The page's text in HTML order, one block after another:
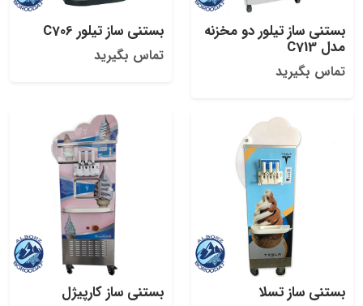
بستنی ساز تیلور دو مخزنه
مدل C713
تماس بگیرید
بستنی ساز تیلور C706
تماس بگیرید
بستنی ساز تسلا بستنی ساز کارپیژل